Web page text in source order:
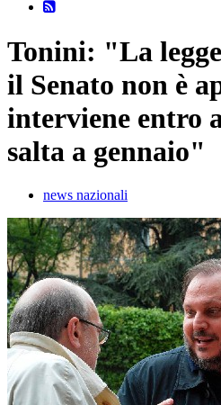
Tonini: "La
il Senato non è
interviene entro
salta a gennaio"
news nazionali